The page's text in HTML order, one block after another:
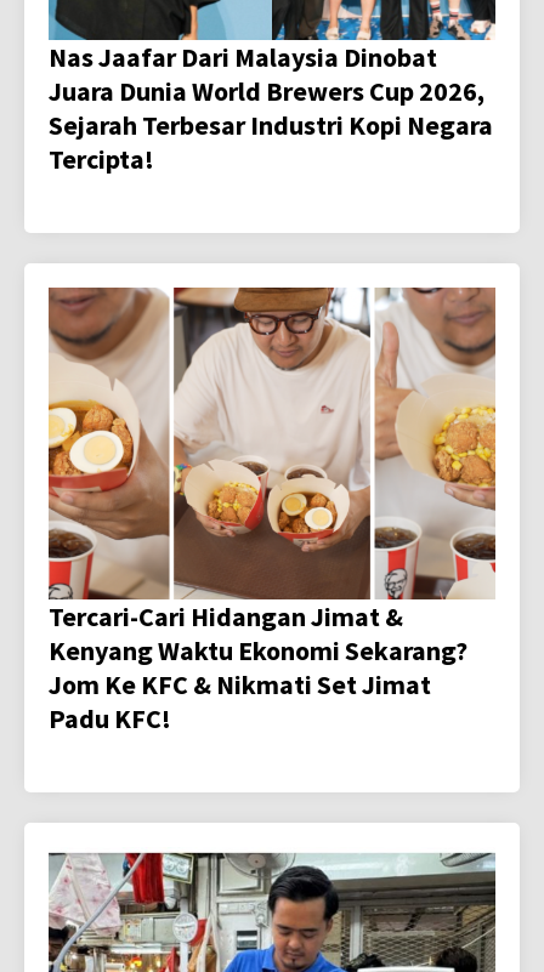
Nas Jaafar Dari Malaysia Dinobat
Juara Dunia World Brewers Cup 2026,
Sejarah Terbesar Industri Kopi Negara
Tercipta!
Tercari-Cari Hidangan Jimat &
Kenyang Waktu Ekonomi Sekarang?
Jom Ke KFC & Nikmati Set Jimat
Padu KFC!